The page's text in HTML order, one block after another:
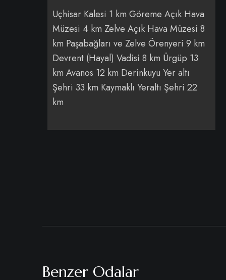
Uçhisar Kalesi 1 km Göreme Açık Hava
Müzesi 4 km Zelve Açık Hava Müzesi 8
km Paşabağları ve Zelve Örenyeri 9 km
Devrent (Hayal) Vadisi 8 km Ürgüp 13
km Avanos 12 km Derinkuyu Yer altı
Şehri 33 km Kaymaklı Yeraltı Şehri 22
km
Benzer Odalar